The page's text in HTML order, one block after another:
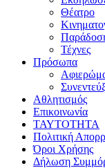
Θέατρο
Τέχνες
Πρόσωπα
Αθλητισμός
Επικοινωνία
ΤΑΥΤΟΤΗΤΑ
Πολιτική
Όροι Χρήσης
Δήλωση